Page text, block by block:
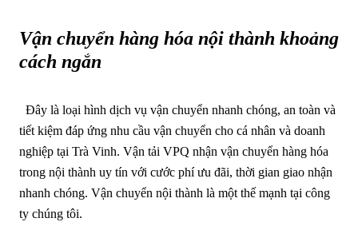
Vận chuyển hàng hóa nội thành khoảng
cách ngắn
Đây là loại hình dịch vụ vận chuyển nhanh chóng, an toàn và
tiết kiệm đáp ứng nhu cầu vận chuyển cho cá nhân và doanh
nghiệp tại Trà Vinh. Vận tải VPQ nhận vận chuyển hàng hóa
trong nội thành uy tín với cước phí ưu đãi, thời gian giao nhận
nhanh chóng. Vận chuyển nội thành là một thế mạnh tại công
ty chúng tôi.